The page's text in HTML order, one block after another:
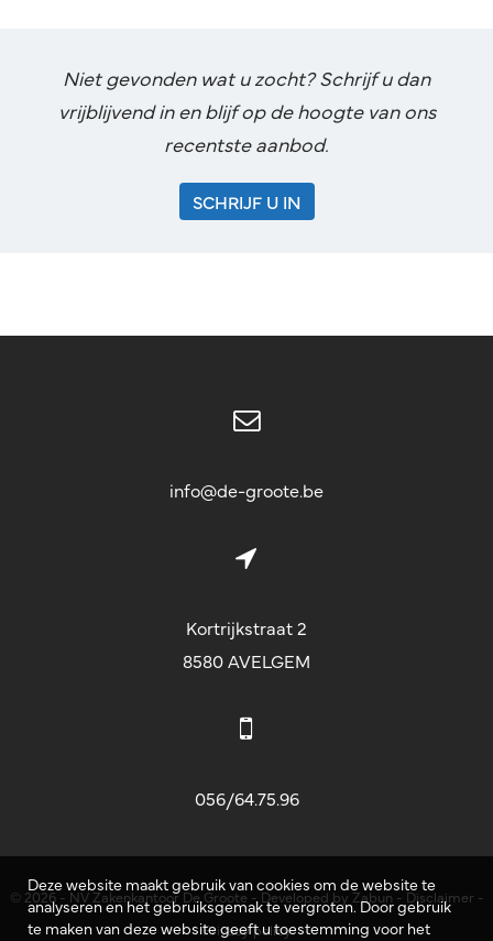
Niet gevonden wat u zocht? Schrijf u dan
vrijblijvend in en blijf op de hoogte van ons
recentste aanbod.
SCHRIJF U IN
info@de-groote.be
Kortrijkstraat 2
8580 AVELGEM
056/64.75.96
© 2026 - NV Zakenkantoor De Groote -Developed by Zabun-Disclaimer -
Privacy policy
Deze website maakt gebruik van cookies om de website te
analyseren en het gebruiksgemak te vergroten. Door gebruik
te maken van deze website geeft u toestemming voor het